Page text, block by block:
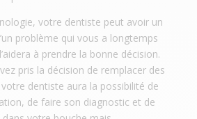
votre dentiste peut avoir un
problème qui vous a longtemps
à prendre la bonne décision.
pris la décision de remplacer des
dentiste aura la possibilité de
de faire son diagnostic et de